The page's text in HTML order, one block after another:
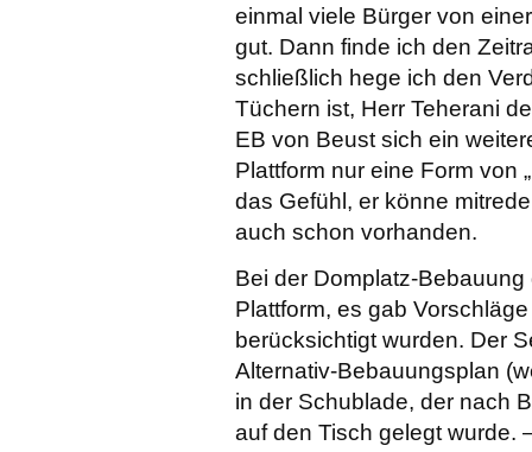
einmal viele Bürger von
gut. Dann finde ich den
schließlich hege ich den
Tüchern ist, Herr Teherani
EB von Beust sich ein
Plattform nur eine Form von
das Gefühl, er könne
auch schon vorhanden.
Bei der Domplatz-
Plattform, es gab
berücksichtigt wurden. Der
Alternativ-Bebauungsplan
in der Schublade, der nach
auf den Tisch gelegt